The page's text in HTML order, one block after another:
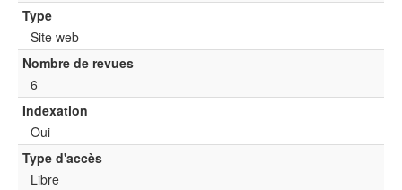
Type
Site web
Nombre de revues
6
Indexation
Oui
Type d'accès
Libre